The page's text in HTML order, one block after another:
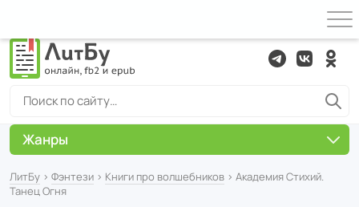
ЛитБу › Фэнтези › Книги про волшебников › Академия Стихий.
Танец Огня
Жанры